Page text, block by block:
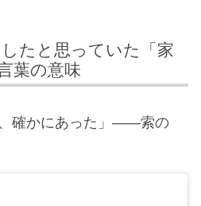
たと思っていた「家
葉の意味
、確かにあった」——索の